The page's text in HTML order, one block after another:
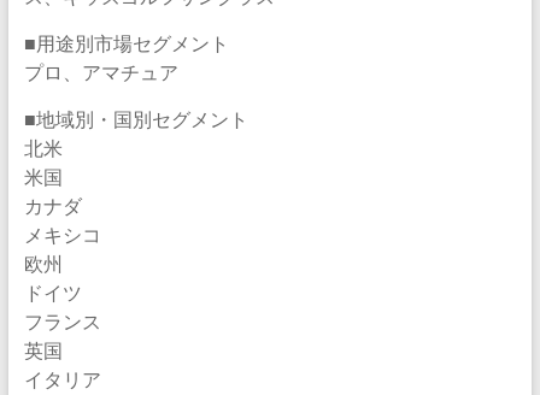
■用途別市場セグメント
プロ、アマチュア
■地域別・国別セグメント
北米
米国
カナダ
メキシコ
欧州
ドイツ
フランス
英国
イタリア